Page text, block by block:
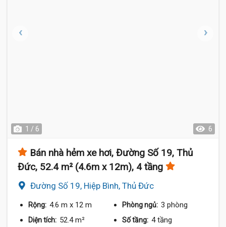
1 / 6 6
Bán nhà hẻm xe hơi, Đường Số 19, Thủ
Đức, 52.4 m² (4.6m x 12m), 4 tầng
Đường Số 19, Hiệp Bình, Thủ Đức
Rộng: 4.6 m x 12 m Phòng ngủ: 3 phòng
Diện tích: 52.4 m² Số tầng: 4 tầng